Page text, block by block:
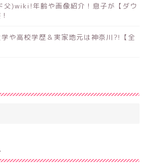
父)wiki!年齢や画像紹介！息子が【ダウ
や高校学歴＆実家地元は神奈川?!【全